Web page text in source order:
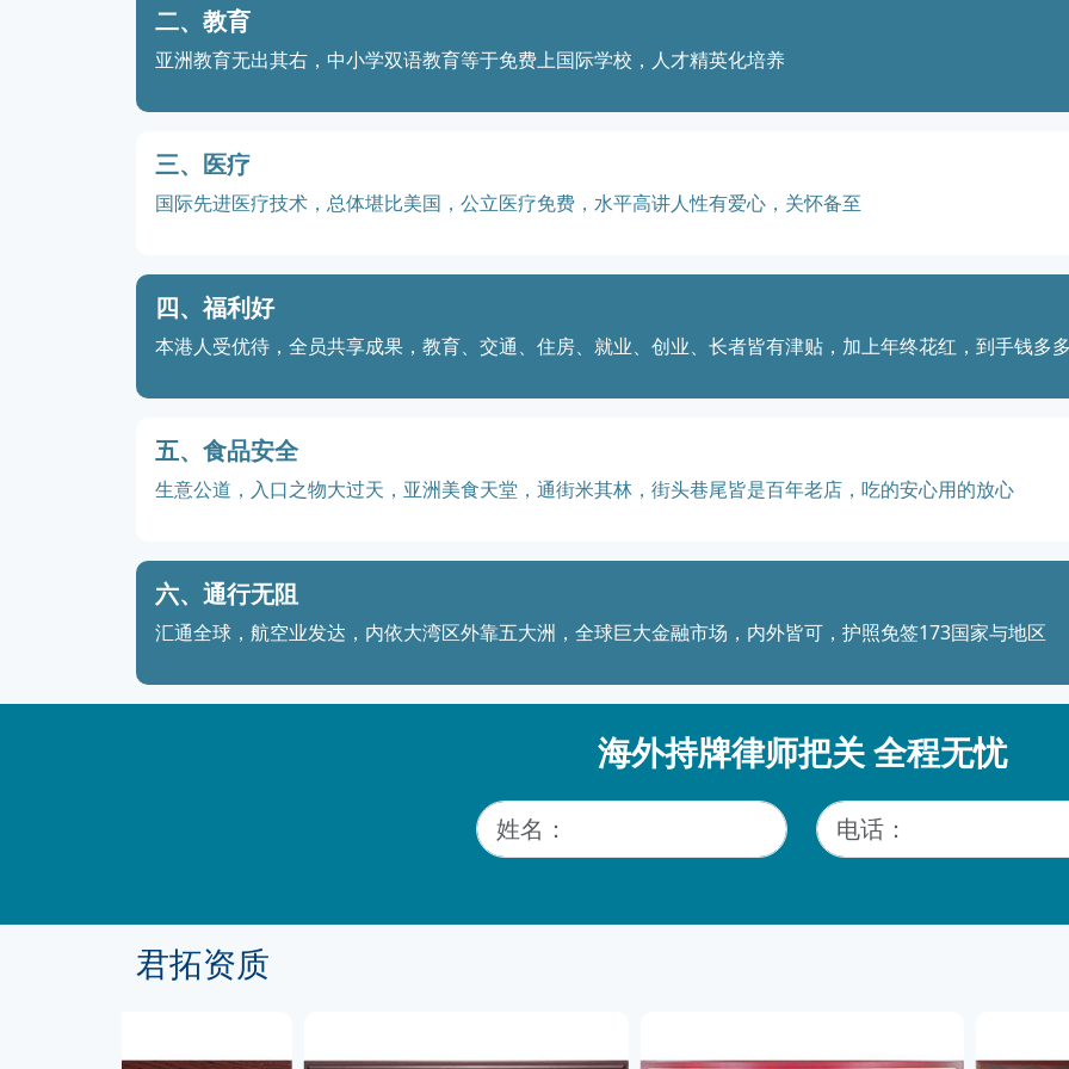
二、教育
亚洲教育无出其右，中小学双语教育等于免费上国际学校，人才精英化培养
三、医疗
国际先进医疗技术，总体堪比美国，公立医疗免费，水平高讲人性有爱心，关怀备至
四、福利好
本港人受优待，全员共享成果，教育、交通、住房、就业、创业、长者皆有津贴，加上年终花红，到手钱多
五、食品安全
生意公道，入口之物大过天，亚洲美食天堂，通街米其林，街头巷尾皆是百年老店，吃的安心用的放心
六、通行无阻
汇通全球，航空业发达，内依大湾区外靠五大洲，全球巨大金融市场，内外皆可，护照免签173国家与地区
海外持牌律师把关 全程无忧
君拓资质